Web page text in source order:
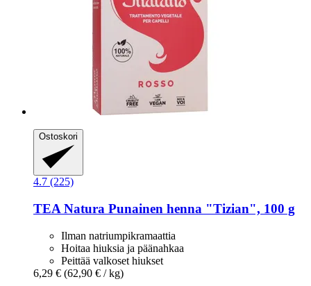
Ostoskori
4.7 (225)
TEA Natura Punainen henna "Tizian", 100 g
Ilman natriumpikramaattia
Hoitaa hiuksia ja päänahkaa
Peittää valkoset hiukset
6,29 € (62,90 € / kg)